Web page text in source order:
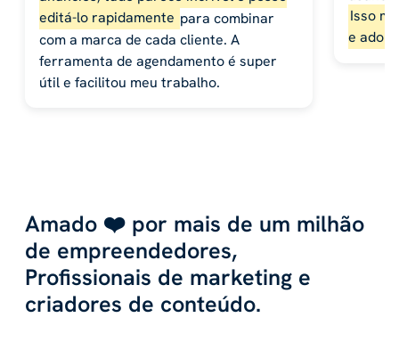
editá-lo rapidamente para combinar
com a marca de cada cliente. A
ferramenta de agendamento é super
útil e facilitou meu trabalho.
Isso
e
Amado ❤️ por mais de um milhão
de empreendedores,
Profissionais de marketing e
criadores de conteúdo.